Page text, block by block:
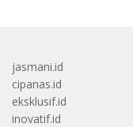
jasmani.id
cipanas.id
eksklusif.id
inovatif.id